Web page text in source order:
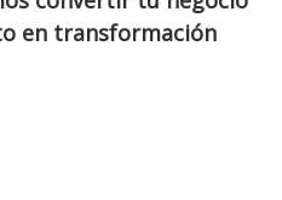
en transformación